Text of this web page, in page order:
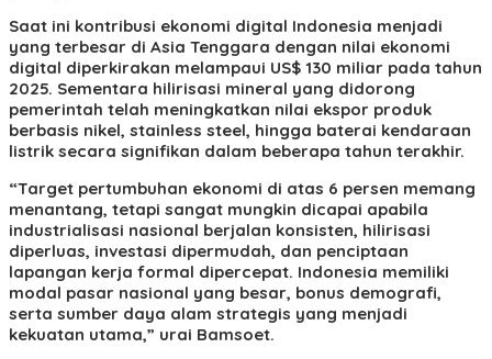
Saat ini kontribusi ekonomi digital Indonesia menjadi
yang terbesar di Asia Tenggara dengan nilai ekonomi
digital diperkirakan melampaui US$ 130 miliar pada tahun
2025. Sementara hilirisasi mineral yang didorong
pemerintah telah meningkatkan nilai ekspor produk
berbasis nikel, stainless steel, hingga baterai kendaraan
listrik secara signifikan dalam beberapa tahun terakhir.
“Target pertumbuhan ekonomi di atas 6 persen memang
menantang, tetapi sangat mungkin dicapai apabila
industrialisasi nasional berjalan konsisten, hilirisasi
diperluas, investasi dipermudah, dan penciptaan
lapangan kerja formal dipercepat. Indonesia memiliki
modal pasar nasional yang besar, bonus demografi,
serta sumber daya alam strategis yang menjadi
kekuatan utama,” urai Bamsoet.